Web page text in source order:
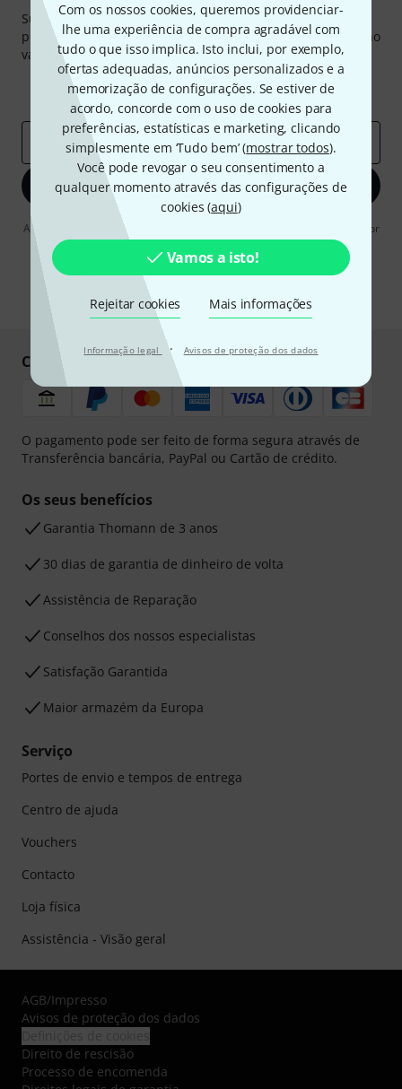
Com os nossos cookies, queremos providenciar-
lhe uma experiência de compra agradável com
tudo o que isso implica. Isto inclui, por exemplo,
ofertas adequadas, anúncios personalizados e a
memorização de configurações. Se estiver de
acordo, concorde com o uso de cookies para
preferências, estatísticas e marketing, clicando
simplesmente em ‘Tudo bem’ (mostrar todos).
Você pode revogar o seu consentimento a
qualquer momento através das configurações de
cookies (aqui)
Vamos a isto!
Rejeitar cookies Mais informações
Informação legal · Avisos de proteção dos dados
Subscreva a Newsletter da Thomann em inglês e com um
pouco de sorte você poderá ganhar um dos50 vouchers
no
valor de50 €cada!
Contribuições inspiradoras
Ofertas
Insights da Thomann
Endereço de e-mail *
Inscreva-se agora
Ao clicar em "Inscreva-se agora", concordo em receber publicidade por
e-mail. Posso cancelar a assinatura a qualquer momento. Você pode
encontrar mais informações sobre a newsletter na nossa
diretriz de
* Requeridos
Compre e pague em segurança
O pagamento pode ser feito de forma segura através de
Transferência bancária, PayPal ou Cartão de crédito.
Os seus benefícios
Garantia Thomann de 3 anos
30 dias de garantia de dinheiro de volta
Assistência de Reparação
Conselhos dos nossos especialistas
Satisfação Garantida
Maior armazém da Europa
Serviço
Portes de envio e tempos de entrega
Centro de ajuda
Vouchers
Contacto
Loja física
Assistência - Visão geral
AGB/Impresso
Avisos de proteção dos dados
Direito de rescisão
Processo de encomenda